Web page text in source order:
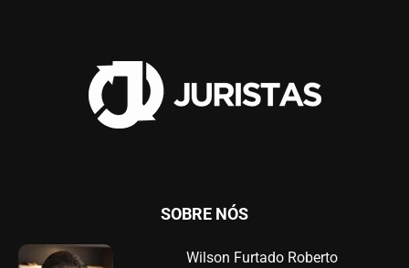
SOBRE NÓS
Wilson Furtado Roberto